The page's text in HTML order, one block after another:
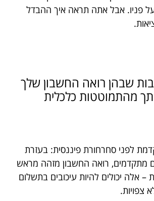
פניו. אבל אתה תראה איך ההבדל
שבהן רואה החשבון שלך
מהתמוטטות כלכלית
לפני סחרחורת פיננסית: בעזרת
מתקדמים, רואה החשבון מזהה מראש
– אלה יכולים להיות עיכובים בתשלום
צפויות.